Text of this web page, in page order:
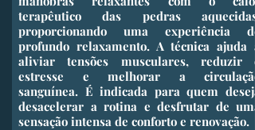
terapêutico das pedras aquecidas,
proporcionando uma experiência de
profundo relaxamento. A técnica ajuda a
aliviar tensões musculares, reduzir o
estresse e melhorar a circulação
sanguínea. É indicada para quem deseja
desacelerar a rotina e desfrutar de uma
sensação intensa de conforto e renovação.